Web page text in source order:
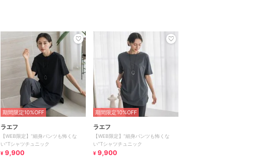
期間限定10%OFF
ラエフ
【WEB限定】”細身パンツも怖くな
い”Tシャツチュニック
¥ 9,900
期間限定10%OFF
ラエフ
【WEB限定】”細身パンツも怖くな
い”Tシャツチュニック
¥ 9,900